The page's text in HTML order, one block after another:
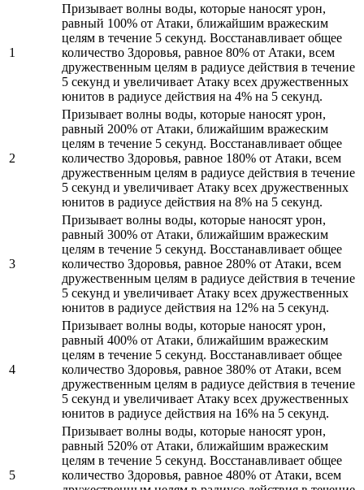
1
Призывает волны воды, которые наносят урон,
равный 100% от Атаки, ближайшим вражеским
целям в течение 5 секунд. Восстанавливает общее
количество Здоровья, равное 80% от Атаки, всем
дружественным целям в радиусе действия в течение
5 секунд и увеличивает Атаку всех дружественных
юнитов в радиусе действия на 4% на 5 секунд.
2
Призывает волны воды, которые наносят урон,
равный 200% от Атаки, ближайшим вражеским
целям в течение 5 секунд. Восстанавливает общее
количество Здоровья, равное 180% от Атаки, всем
дружественным целям в радиусе действия в течение
5 секунд и увеличивает Атаку всех дружественных
юнитов в радиусе действия на 8% на 5 секунд.
3
Призывает волны воды, которые наносят урон,
равный 300% от Атаки, ближайшим вражеским
целям в течение 5 секунд. Восстанавливает общее
количество Здоровья, равное 280% от Атаки, всем
дружественным целям в радиусе действия в течение
5 секунд и увеличивает Атаку всех дружественных
юнитов в радиусе действия на 12% на 5 секунд.
4
Призывает волны воды, которые наносят урон,
равный 400% от Атаки, ближайшим вражеским
целям в течение 5 секунд. Восстанавливает общее
количество Здоровья, равное 380% от Атаки, всем
дружественным целям в радиусе действия в течение
5 секунд и увеличивает Атаку всех дружественных
юнитов в радиусе действия на 16% на 5 секунд.
5
Призывает волны воды, которые наносят урон,
равный 520% от Атаки, ближайшим вражеским
целям в течение 5 секунд. Восстанавливает общее
количество Здоровья, равное 480% от Атаки, всем